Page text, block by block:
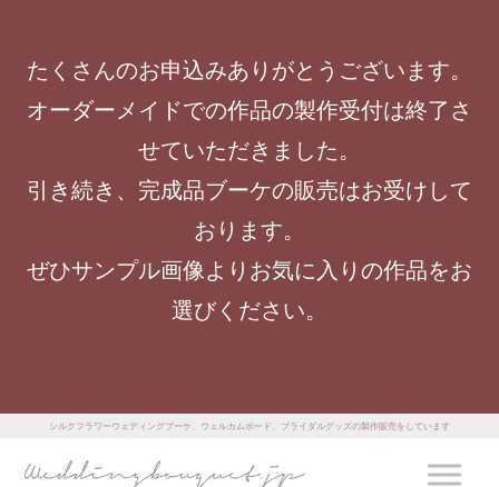
たくさんのお申込みありがとうございます。
オーダーメイドでの作品の製作受付は終了さ
せていただきました。
引き続き、完成品ブーケの販売はお受けして
おります。
ぜひサンプル画像よりお気に入りの作品をお
選びください。
シルクフラワーウェディングブーケ、ウェルカムボード、ブライダルグッズの製作販売をしています